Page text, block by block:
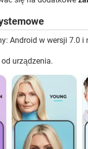
Android w wersji 7.0 i
urządzenia.